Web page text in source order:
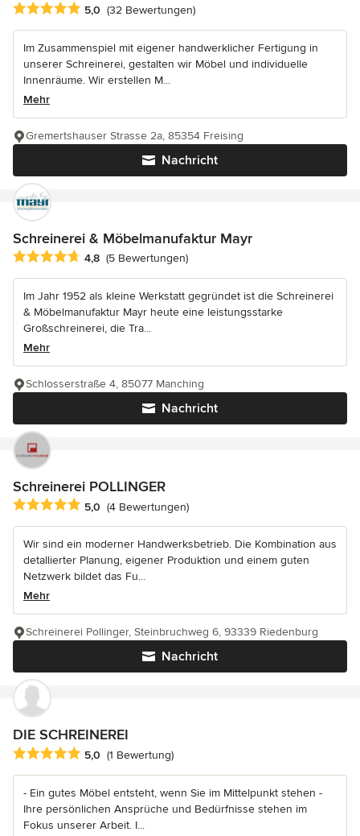
Durchschnittliche Bewertung: 5 von 5 Sternen
5,0 (32 Bewertungen)
Im Zusammenspiel mit eigener handwerklicher Fertigung in
unserer Schreinerei, gestalten wir Möbel und individuelle
Innenräume. Wir erstellen M...
Mehr
Nachricht
Gremertshauser Strasse 2a, 85354 Freising
Schreinerei & Möbelmanufaktur Mayr
Durchschnittliche Bewertung: 4.8 von 5 Sternen
4,8 (5 Bewertungen)
Im Jahr 1952 als kleine Werkstatt gegründet ist die Schreinerei
& Möbelmanufaktur Mayr heute eine leistungsstarke
Großschreinerei, die Tra...
Mehr
Nachricht
Schlosserstraße 4, 85077 Manching
Schreinerei POLLINGER
Durchschnittliche Bewertung: 5 von 5 Sternen
5,0 (4 Bewertungen)
Wir sind ein moderner Handwerksbetrieb. Die Kombination aus
detallierter Planung, eigener Produktion und einem guten
Netzwerk bildet das Fu...
Mehr
Nachricht
Schreinerei Pollinger, Steinbruchweg 6, 93339 Riedenburg
DIE SCHREINEREI
Durchschnittliche Bewertung: 5 von 5 Sternen
5,0 (1 Bewertung)
- Ein gutes Möbel entsteht, wenn Sie im Mittelpunkt stehen -
Ihre persönlichen Ansprüche und Bedürfnisse stehen im
Fokus unserer Arbeit. I...